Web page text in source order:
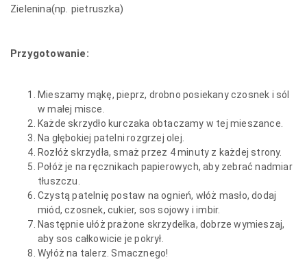
Zielenina(np. pietruszka)
Przygotowanie:
Mieszamy mąkę, pieprz, drobno posiekany czosnek i sól
w małej misce.
Każde skrzydło kurczaka obtaczamy w tej mieszance.
Na głębokiej patelni rozgrzej olej.
Rozłóż skrzydła, smaż przez 4 minuty z każdej strony.
Połóż je na ręcznikach papierowych, aby zebrać nadmiar
tłuszczu.
Czystą patelnię postaw na ognień, włóż masło, dodaj
miód, czosnek, cukier, sos sojowy i imbir.
Następnie ułóż prażone skrzydełka, dobrze wymieszaj,
aby sos całkowicie je pokrył.
Wyłóż na talerz. Smacznego!